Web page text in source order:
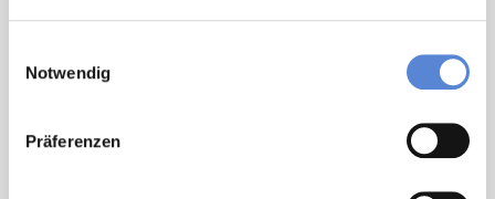
Notwendig
Präferenzen
analysiert werden, damit passende und
bereitgestellt werden können. Im Übrigen
habe ich die Datenschutzerklärung gelesen